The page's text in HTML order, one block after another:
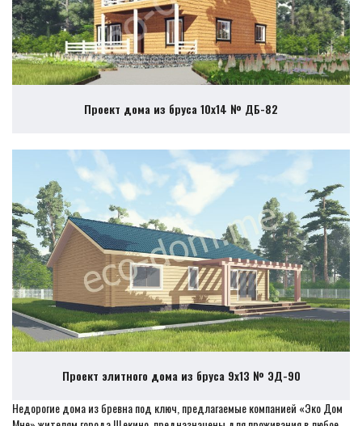
Проект дома из бруса 10х14 № ДБ-82
Проект элитного дома из бруса 9х13 № ЭД-90
Недорогие дома из бревна под ключ, предлагаемые компанией «Эко Дом